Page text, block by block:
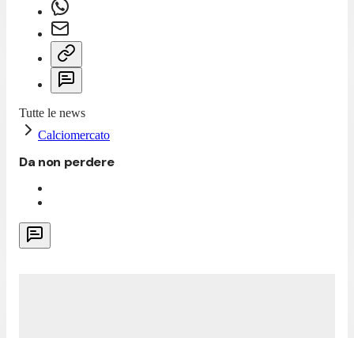
Tutte le news
Calciomercato
Da non perdere